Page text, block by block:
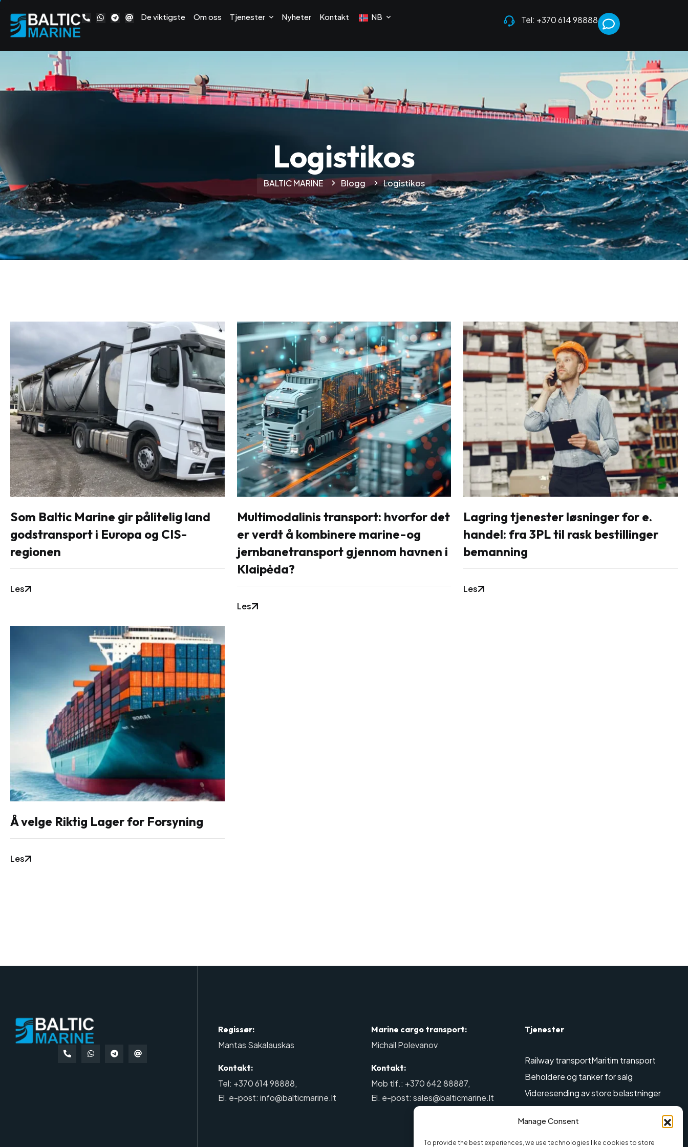
Manage Consent
To provide the best experiences, we use technologies like cookies to store
De viktigste Om oss Tjenester Nyheter Kontakt NB Tel: +370 614 98888
Logistikos
BALTIC MARINE Blogg Logistikos
Som Baltic Marine gir pålitelig land
godstransport i Europa og CIS-
regionen
Les
Multimodalinis transport: hvorfor det
er verdt å kombinere marine-og
jernbanetransport gjennom havnen i
Klaipėda?
Les
Lagring tjenester løsninger for e.
handel: fra 3PL til rask bestillinger
bemanning
Les
Å velge Riktig Lager for Forsyning
Les
Regissør:
Mantas Sakalauskas
Kontakt:
Tel: +370 614 98888,
El. e-post: info@balticmarine.lt
Marine cargo transport:
Michail Polevanov
Kontakt:
Mob tlf.: +370 642 88887,
El. e-post: sales@balticmarine.lt
Tjenester
Railway transportMaritim transport
Beholdere og tanker for salg
Videresending av store belastninger
Air transportFarlig gods transport
Fjerning tjenester
Landtransport